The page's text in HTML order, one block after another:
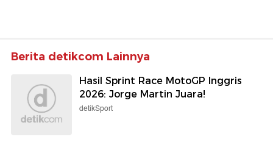
Berita detikcom Lainnya
Hasil Sprint Race MotoGP Inggris
2026: Jorge Martin Juara!
detikSport